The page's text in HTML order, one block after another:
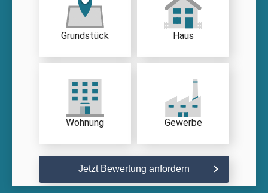
Grundstück Haus
Wohnung Gewerbe
Jetzt Bewertung anfordern